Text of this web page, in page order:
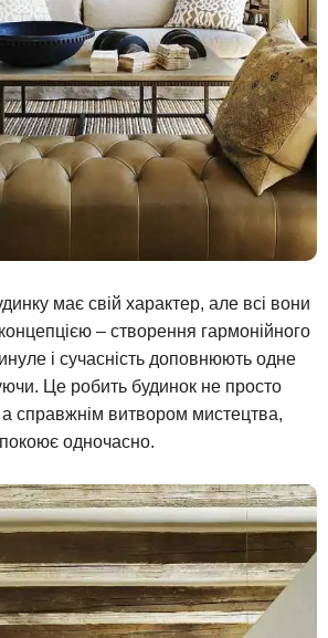
має свій характер, але всі вони
– створення гармонійного
і сучасність доповнюють одне
Це робить будинок не просто
справжнім витвором мистецтва,
одночасно.